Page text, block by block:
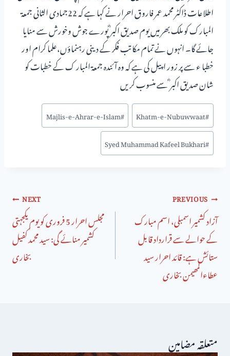
اطلاعات ڈاکٹر محمد عمر فاروق احرار نے کہا ہے کہ 22جمادی الثانی جمعۃ
المبارک کو ملک بھر میں یوم صدیق اکبر ؓ پورے جوش وخورش سے منایا
جائے گا۔ انہوں نے تمام مکاتب فکر کے دینی رہنماؤں،علما کرام اور
خطبا ء سے پر زور اپیل کی ہے کہ وہ آئندہ جمعۃ المبار ک کے خطبات کو
شان صدیق اکبر ؓ سے منسوب کریں
#
Khatm-e-Nubuwwaat
#
Majlis-e-Ahrar-e-Islam
#
Syed Muhammad Kafeel Bukhari
PREVIOUS
آزاد کشمیر اسمبلی، اسم مبارک
کے حوالے سے قرارداد قابل
ستائش ہے: قائد احرار سید
عطاءالمھیمن بخاری
NEXT
مجلس احرار 5 فروری کو یوم یکجہتی
کشمیر منائے گی: سید محمد کفیل
بخاری
متعلقہ مضامین